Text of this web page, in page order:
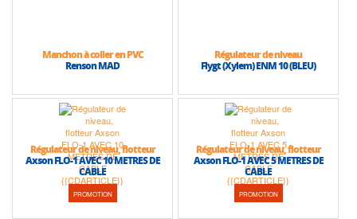
Manchon à coller en PVC
Renson MAD
Régulateur de niveau
Flygt (Xylem) ENM 10 (BLEU)
PROMOTION
Régulateur de niveau, flotteur
Axson FLO-1 AVEC 10 METRES DE
CABLE
PROMOTION
Régulateur de niveau, flotteur
Axson FLO-1 AVEC 5 METRES DE
CABLE